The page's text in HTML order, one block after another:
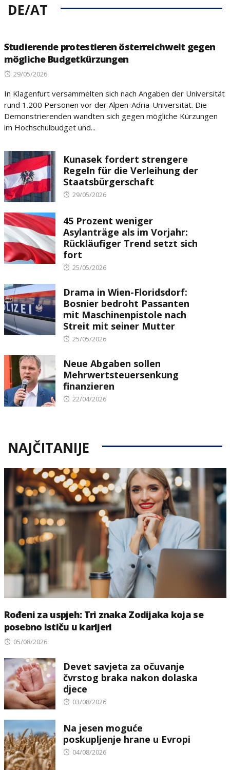
DE/AT
Studierende protestieren österreichweit gegen
mögliche Budgetkürzungen
Posted
29/05/2026
In Klagenfurt versammelten sich nach Angaben der Universität
rund 1.200 Personen vor der Alpen-Adria-Universität. Die
Demonstrierenden wandten sich gegen mögliche Kürzungen
im Hochschulbudget und...
Kunasek fordert strengere
Regeln für die Verleihung der
Staatsbürgerschaft
Posted
29/05/2026
45 Prozent weniger
Asylanträge als im Vorjahr:
Rückläufiger Trend setzt sich
fort
Posted
25/05/2026
Drama in Wien-Floridsdorf:
Bosnier bedroht Passanten
mit Maschinenpistole nach
Streit mit seiner Mutter
Posted
25/05/2026
Neue Abgaben sollen
Mehrwertsteuersenkung
finanzieren
Posted
22/04/2026
NAJČITANIJE
Rođeni za uspjeh: Tri znaka Zodijaka koja se
posebno ističu u karijeri
Posted
05/08/2026
Devet savjeta za očuvanje
čvrstog braka nakon dolaska
djece
Posted
03/08/2026
Na jesen moguće
poskupljenje hrane u Evropi
Posted
04/08/2026